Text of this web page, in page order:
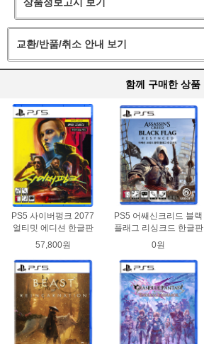
교환/반품/취소 안내 보기
함께 구매한 상품
PS5 사이버펑크 2077
얼티밋 에디션 한글판
57,800원
PS5 어쌔신크리드 블랙
플래그 리싱크드 한글판
0원